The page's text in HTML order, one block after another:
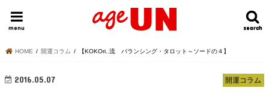
search
search
menu
HOME 今日の運勢ランキング 明日の運勢ランキング 今週の運勢
HOME 開運コラム 【KOKOri..流 バランシング・タロット～ソードの４】
開運コラム
2016.05.07